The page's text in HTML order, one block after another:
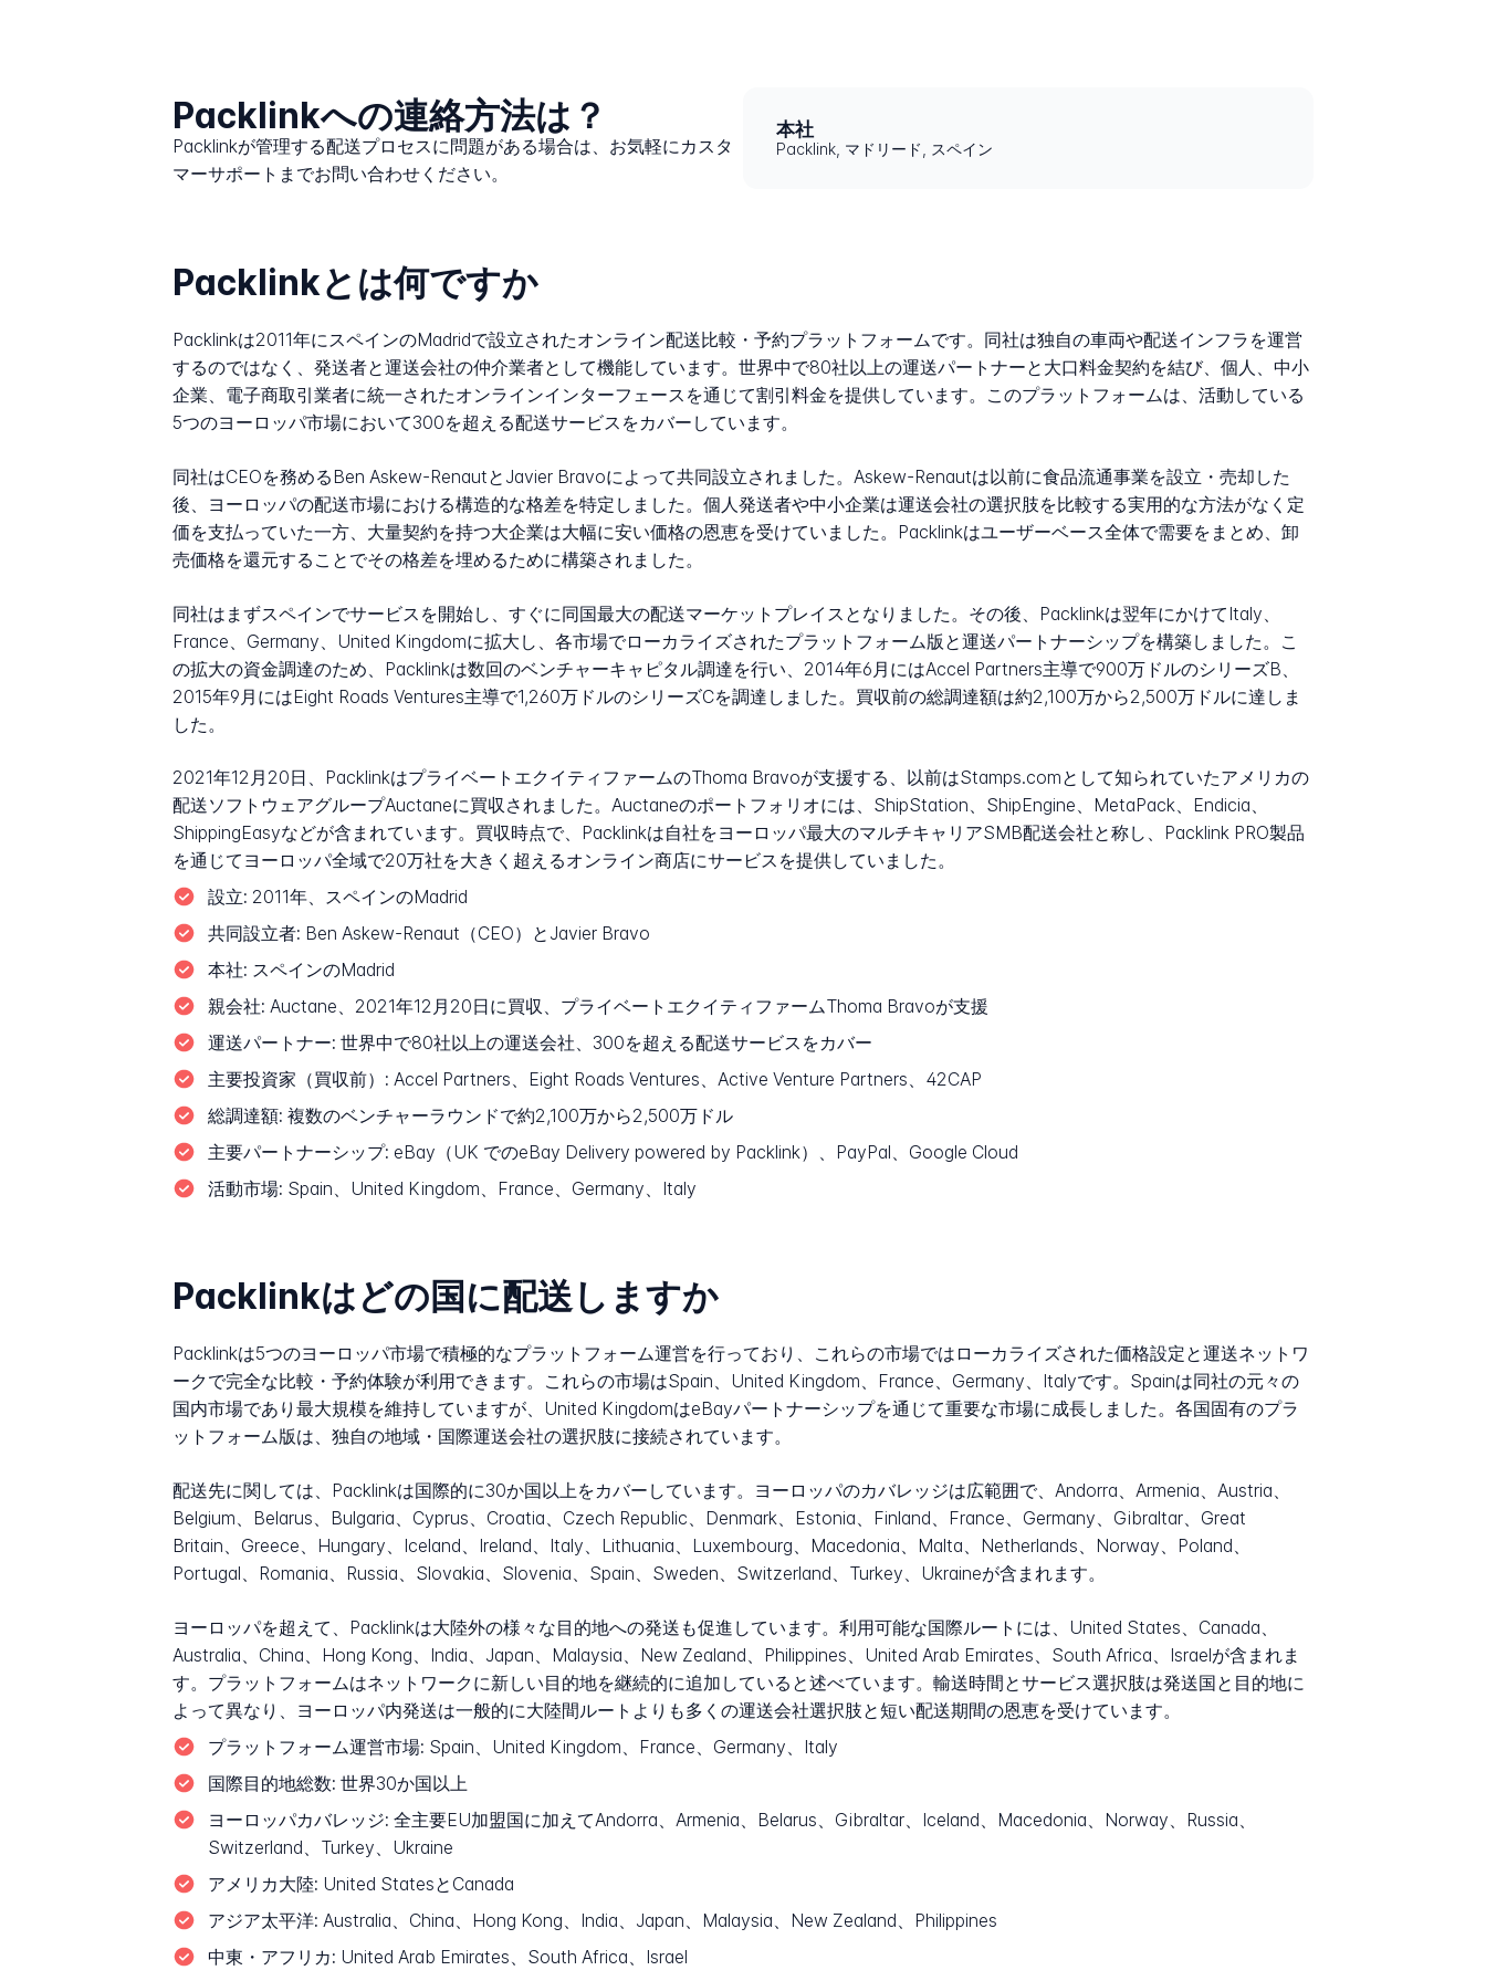
Packlinkへの連絡方法は？
Packlinkが管理する配送プロセスに問題がある場合は、お気軽にカスタ
マーサポートまでお問い合わせください。
本社
Packlink, マドリード, スペイン
Packlinkとは何ですか
Packlinkは2011年にスペインのMadridで設立されたオンライン配送比較・予約プラットフォームです。同社は独自の車両や配送インフラを運営
するのではなく、発送者と運送会社の仲介業者として機能しています。世界中で80社以上の運送パートナーと大口料金契約を結び、個人、中小
企業、電子商取引業者に統一されたオンラインインターフェースを通じて割引料金を提供しています。このプラットフォームは、活動している
5つのヨーロッパ市場において300を超える配送サービスをカバーしています。
同社はCEOを務めるBen Askew-RenautとJavier Bravoによって共同設立されました。Askew-Renautは以前に食品流通事業を設立・売却した
後、ヨーロッパの配送市場における構造的な格差を特定しました。個人発送者や中小企業は運送会社の選択肢を比較する実用的な方法がなく定
価を支払っていた一方、大量契約を持つ大企業は大幅に安い価格の恩恵を受けていました。Packlinkはユーザーベース全体で需要をまとめ、卸
売価格を還元することでその格差を埋めるために構築されました。
同社はまずスペインでサービスを開始し、すぐに同国最大の配送マーケットプレイスとなりました。その後、Packlinkは翌年にかけてItaly、
France、Germany、United Kingdomに拡大し、各市場でローカライズされたプラットフォーム版と運送パートナーシップを構築しました。こ
の拡大の資金調達のため、Packlinkは数回のベンチャーキャピタル調達を行い、2014年6月にはAccel Partners主導で900万ドルのシリーズB、
2015年9月にはEight Roads Ventures主導で1,260万ドルのシリーズCを調達しました。買収前の総調達額は約2,100万から2,500万ドルに達しま
した。
2021年12月20日、PacklinkはプライベートエクイティファームのThoma Bravoが支援する、以前はStamps.comとして知られていたアメリカの
配送ソフトウェアグループAuctaneに買収されました。Auctaneのポートフォリオには、ShipStation、ShipEngine、MetaPack、Endicia、
ShippingEasyなどが含まれています。買収時点で、Packlinkは自社をヨーロッパ最大のマルチキャリアSMB配送会社と称し、Packlink PRO製品
を通じてヨーロッパ全域で20万社を大きく超えるオンライン商店にサービスを提供していました。
設立: 2011年、スペインのMadrid
共同設立者: Ben Askew-Renaut（CEO）とJavier Bravo
本社: スペインのMadrid
親会社: Auctane、2021年12月20日に買収、プライベートエクイティファームThoma Bravoが支援
運送パートナー: 世界中で80社以上の運送会社、300を超える配送サービスをカバー
主要投資家（買収前）: Accel Partners、Eight Roads Ventures、Active Venture Partners、42CAP
総調達額: 複数のベンチャーラウンドで約2,100万から2,500万ドル
主要パートナーシップ: eBay（UK でのeBay Delivery powered by Packlink）、PayPal、Google Cloud
活動市場: Spain、United Kingdom、France、Germany、Italy
Packlinkはどの国に配送しますか
Packlinkは5つのヨーロッパ市場で積極的なプラットフォーム運営を行っており、これらの市場ではローカライズされた価格設定と運送ネットワ
ークで完全な比較・予約体験が利用できます。これらの市場はSpain、United Kingdom、France、Germany、Italyです。Spainは同社の元々の
国内市場であり最大規模を維持していますが、United KingdomはeBayパートナーシップを通じて重要な市場に成長しました。各国固有のプラ
ットフォーム版は、独自の地域・国際運送会社の選択肢に接続されています。
配送先に関しては、Packlinkは国際的に30か国以上をカバーしています。ヨーロッパのカバレッジは広範囲で、Andorra、Armenia、Austria、
Belgium、Belarus、Bulgaria、Cyprus、Croatia、Czech Republic、Denmark、Estonia、Finland、France、Germany、Gibraltar、Great
Britain、Greece、Hungary、Iceland、Ireland、Italy、Lithuania、Luxembourg、Macedonia、Malta、Netherlands、Norway、Poland、
Portugal、Romania、Russia、Slovakia、Slovenia、Spain、Sweden、Switzerland、Turkey、Ukraineが含まれます。
ヨーロッパを超えて、Packlinkは大陸外の様々な目的地への発送も促進しています。利用可能な国際ルートには、United States、Canada、
Australia、China、Hong Kong、India、Japan、Malaysia、New Zealand、Philippines、United Arab Emirates、South Africa、Israelが含まれま
す。プラットフォームはネットワークに新しい目的地を継続的に追加していると述べています。輸送時間とサービス選択肢は発送国と目的地に
よって異なり、ヨーロッパ内発送は一般的に大陸間ルートよりも多くの運送会社選択肢と短い配送期間の恩恵を受けています。
プラットフォーム運営市場: Spain、United Kingdom、France、Germany、Italy
国際目的地総数: 世界30か国以上
ヨーロッパカバレッジ: 全主要EU加盟国に加えてAndorra、Armenia、Belarus、Gibraltar、Iceland、Macedonia、Norway、Russia、
Switzerland、Turkey、Ukraine
アメリカ大陸: United StatesとCanada
アジア太平洋: Australia、China、Hong Kong、India、Japan、Malaysia、New Zealand、Philippines
中東・アフリカ: United Arab Emirates、South Africa、Israel